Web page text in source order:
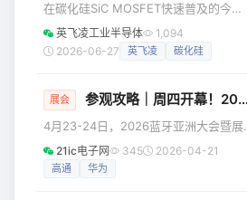
已集成至吉利浩瀚-S超级电混架构车
在碳化硅SiC MOSFET快速普及的今
天，短路稳定性一直是行业关注与争议
的焦点。很多工程师误以为：SiC
与器件机理研究，为大家还原 CoolSiC™
与应用中少走弯路。 01 先澄清一个误
区：SiC 不是 “不能短路” 先看一组行业
常见数据： 常规工业级 IGBT：短路耐受
英飞凌工业半导体
1,094
2026-06-27
英飞凌 碳化硅
展会 参观攻略｜周四开幕！2026蓝牙亚洲大会暨展览 & UPF测试大会 最后注册机会！
4月23-24日，2026蓝牙亚洲大会暨展
览（Bluetooth Asia 2026）将在深圳会
展中心（福田）5号馆启幕。作为蓝牙行
21ic电子网 345 2026-04-21
高通 华为